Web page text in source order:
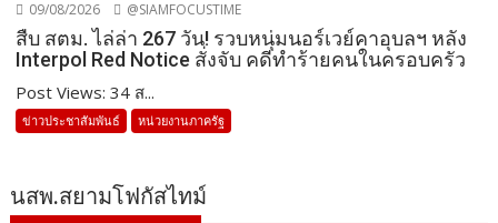
09/08/2026 @SIAMFOCUSTIME
สืบ สตม. ไล่ล่า 267 วัน! รวบหนุ่มนอร์เวย์คาอุบลฯ หลัง
Interpol Red Notice สั่งจับ คดีทำร้ายคนในครอบครัว
Post Views: 34 ส...
ข่าวประชาสัมพันธ์ หน่วยงานภาครัฐ
นสพ.สยามโฟกัสไทม์